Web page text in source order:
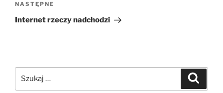
Następny
wpis
NASTĘPNE
Internet rzeczy nadchodzi